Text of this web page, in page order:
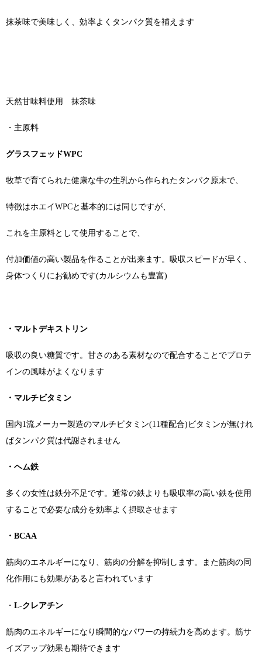
抹茶味で美味しく、効率よくタンパク質を補えます
天然甘味料使用 抹茶味
・主原料
グラスフェッドWPC
牧草で育てられた健康な牛の生乳から作られたタンパク原末で、
特徴はホエイWPCと基本的には同じですが、
これを主原料として使用することで、
付加価値の高い製品を作ることが出来ます。吸収スピードが早く、
身体つくりにお勧めです(カルシウムも豊富)
・マルトデキストリン
吸収の良い糖質です。甘さのある素材なので配合することでプロテ
インの風味がよくなります
・マルチビタミン
国内1流メーカー製造のマルチビタミン(11種配合)ビタミンが無けれ
ばタンパク質は代謝されません
・ ヘム鉄
多くの女性は鉄分不足です。通常の鉄よりも吸収率の高い鉄を使用
することで必要な成分を効率よく摂取させます
・BCAA
筋肉のエネルギーになり、筋肉の分解を抑制します。また筋肉の同
化作用にも効果があると言われています
・ L-クレアチン
筋肉のエネルギーになり瞬間的なパワーの持続力を高めます。筋サ
イズアップ効果も期待できます